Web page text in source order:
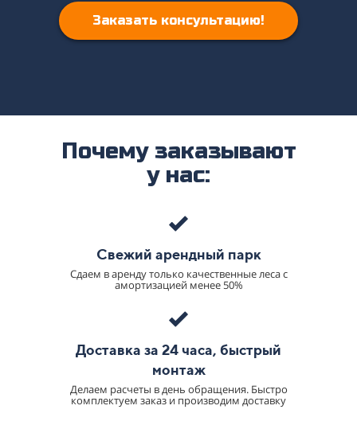
Заказать консультацию!
Почему заказывают
у нас:
Свежий арендный парк
Сдаем в аренду только качественные леса с
амортизацией менее 50%
Доставка за 24 часа, быстрый
монтаж
Делаем расчеты в день обращения. Быстро
комплектуем заказ и производим доставку